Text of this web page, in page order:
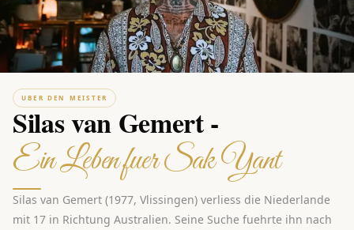
UBER DEN MEISTER
Silas van Gemert -
Ein Leben fuer Sak Yant
Silas van Gemert (1977, Vlissingen) verliess die Niederlande
mit 17 in Richtung Australien. Seine Suche fuehrte ihn nach